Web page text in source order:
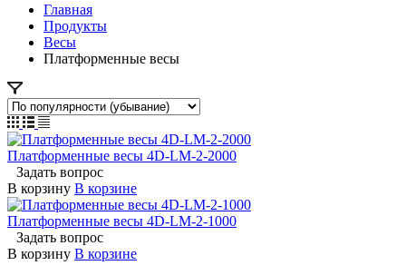
Главная
Продукты
Весы
Платформенные весы
Платформенные весы 4D-LM-2-2000
Задать вопрос
В корзину В корзине
Платформенные весы 4D-LM-2-1000
Задать вопрос
В корзину В корзине